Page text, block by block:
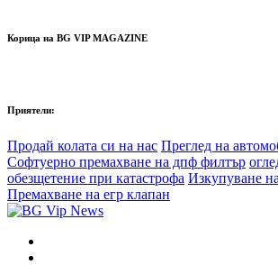
Корица на BG VIP MAGAZINE
Приятели:
Продай колата си на нас Преглед на
Софтуерно премахване на дпф филтър
обезщетение при катастрофа Изкупуване
Премахване на егр клапан